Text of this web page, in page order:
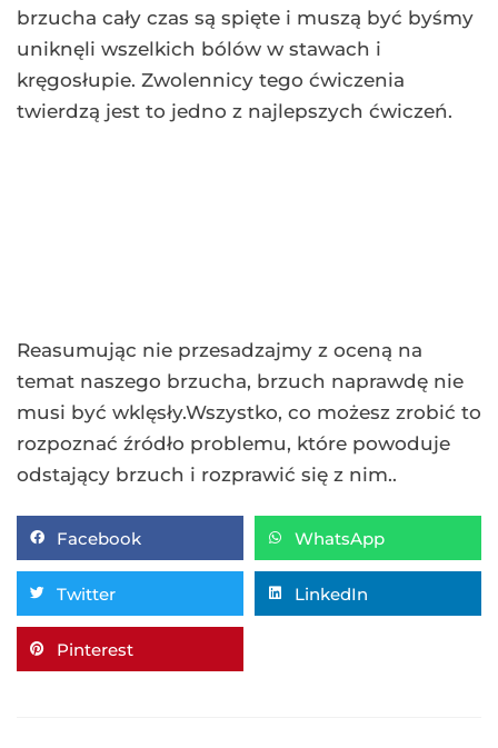
brzucha cały czas są spięte i muszą być byśmy
uniknęli wszelkich bólów w stawach i
kręgosłupie. Zwolennicy tego ćwiczenia
twierdzą jest to jedno z najlepszych ćwiczeń.
Reasumując nie przesadzajmy z oceną na
temat naszego brzucha, brzuch naprawdę nie
musi być wklęsły.Wszystko, co możesz zrobić to
rozpoznać źródło problemu, które powoduje
odstający brzuch i rozprawić się z nim..
Facebook WhatsApp
Twitter LinkedIn
Pinterest